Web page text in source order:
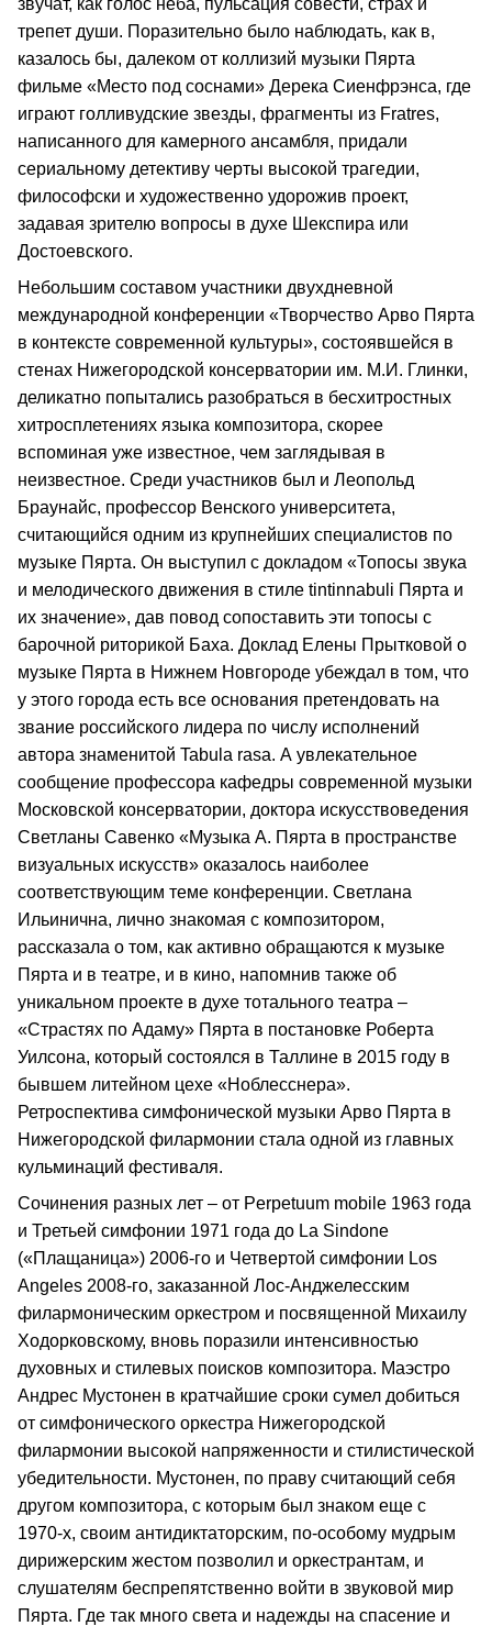
звучат, как голос неба, пульсация совести, страх и
трепет души. Поразительно было наблюдать, как в,
казалось бы, далеком от коллизий музыки Пярта
фильме «Место под соснами» Дерека Сиенфрэнса, где
играют голливудские звезды, фрагменты из Fratres,
написанного для камерного ансамбля, придали
сериальному детективу черты высокой трагедии,
философски и художественно удорожив проект,
задавая зрителю вопросы в духе Шекспира или
Достоевского.
Небольшим составом участники двухдневной
международной конференции «Творчество Арво Пярта
в контексте современной культуры», состоявшейся в
стенах Нижегородской консерватории им. М.И. Глинки,
деликатно попытались разобраться в бесхитростных
хитросплетениях языка композитора, скорее
вспоминая уже известное, чем заглядывая в
неизвестное. Среди участников был и Леопольд
Браунайс, профессор Венского университета,
считающийся одним из крупнейших специалистов по
музыке Пярта. Он выступил с докладом «Топосы звука
и мелодического движения в стиле tintinnabuli Пярта и
их значение», дав повод сопоставить эти топосы с
барочной риторикой Баха. Доклад Елены Прытковой о
музыке Пярта в Нижнем Новгороде убеждал в том, что
у этого города есть все основания претендовать на
звание российского лидера по числу исполнений
автора знаменитой Tabula rasa. А увлекательное
сообщение профессора кафедры современной музыки
Московской консерватории, доктора искусствоведения
Светланы Савенко «Музыка А. Пярта в пространстве
визуальных искусств» оказалось наиболее
соответствующим теме конференции. Светлана
Ильинична, лично знакомая с композитором,
рассказала о том, как активно обращаются к музыке
Пярта и в театре, и в кино, напомнив также об
уникальном проекте в духе тотального театра –
«Страстях по Адаму» Пярта в постановке Роберта
Уилсона, который состоялся в Таллине в 2015 году в
бывшем литейном цехе «Ноблесснера».
Ретроспектива симфонической музыки Арво Пярта в
Нижегородской филармонии стала одной из главных
кульминаций фестиваля.
Сочинения разных лет – от Perpetuum mobile 1963 года
и Третьей симфонии 1971 года до La Sindone
(«Плащаница») 2006-го и Четвертой симфонии Los
Angeles 2008-го, заказанной Лос-Анджелесским
филармоническим оркестром и посвященной Михаилу
Ходорковскому, вновь поразили интенсивностью
духовных и стилевых поисков композитора. Маэстро
Андрес Мустонен в кратчайшие сроки сумел добиться
от симфонического оркестра Нижегородской
филармонии высокой напряженности и стилистической
убедительности. Мустонен, по праву считающий себя
другом композитора, с которым был знаком еще с
1970-х, своим антидиктаторским, по-особому мудрым
дирижерским жестом позволил и оркестрантам, и
слушателям беспрепятственно войти в звуковой мир
Пярта. Где так много света и надежды на спасение и